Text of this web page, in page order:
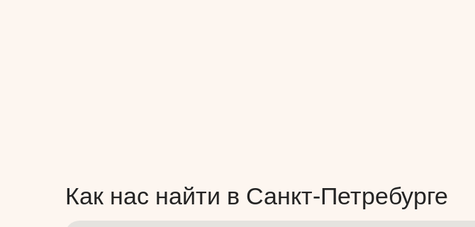
Как нас найти в Санкт-Петребурге